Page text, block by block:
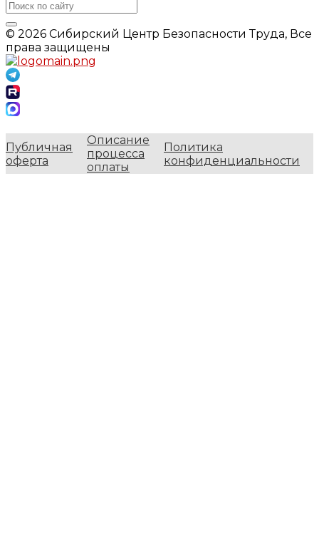
© 2026 Сибирский Центр Безопасности Труда, Все
права защищены
Публичная
оферта
Описание
процесса
оплаты
Политика
конфиденциальности